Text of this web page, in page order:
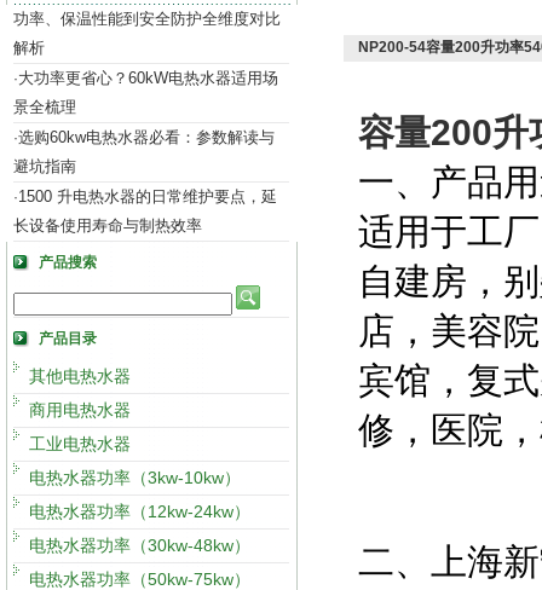
功率、保温性能到安全防护全维度对比
解析
·大功率更省心？60kW电热水器适用场
景全梳理
·选购60kw电热水器必看：参数解读与
避坑指南
·1500 升电热水器的日常维护要点，延
长设备使用寿命与制热效率
产品搜索
产品目录
其他电热水器
商用电热水器
工业电热水器
电热水器功率（3kw-10kw）
电热水器功率（12kw-24kw）
电热水器功率（30kw-48kw）
电热水器功率（50kw-75kw）
NP200-54容量200升功率
容量200升
一、产品
适用于工
自建房 ，
店，美容
宾馆，复
修，医院
二、上海